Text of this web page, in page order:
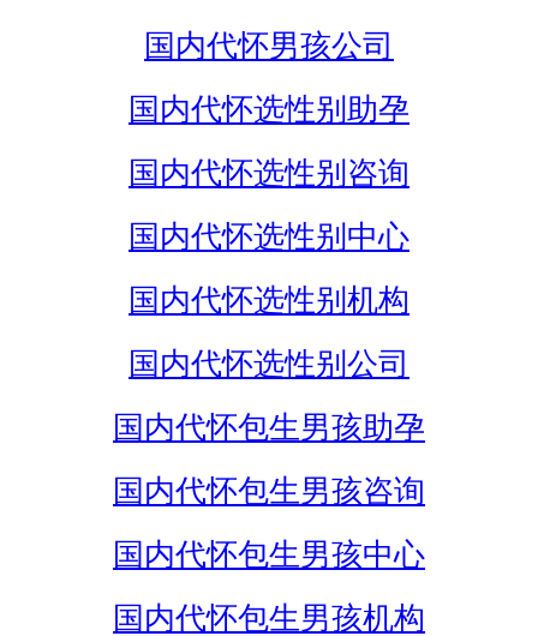
国内代怀男孩公司
国内代怀选性别助孕
国内代怀选性别咨询
国内代怀选性别中心
国内代怀选性别机构
国内代怀选性别公司
国内代怀包生男孩助孕
国内代怀包生男孩咨询
国内代怀包生男孩中心
国内代怀包生男孩机构